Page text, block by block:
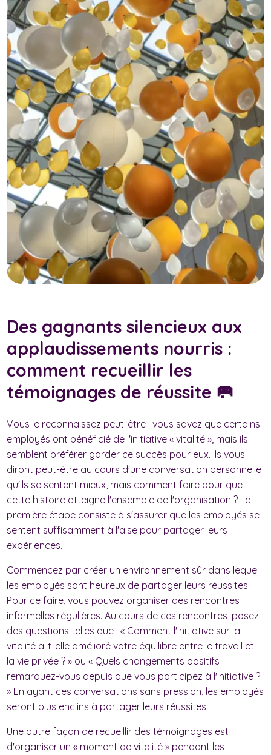
Des gagnants silencieux aux
applaudissements nourris :
comment recueillir les
témoignages de réussite 🥅
Vous le reconnaissez peut-être : vous savez que certains
employés ont bénéficié de l'initiative « vitalité », mais ils
semblent préférer garder ce succès pour eux. Ils vous
diront peut-être au cours d'une conversation personnelle
qu'ils se sentent mieux, mais comment faire pour que
cette histoire atteigne l'ensemble de l'organisation ? La
première étape consiste à s'assurer que les employés se
sentent suffisamment à l'aise pour partager leurs
expériences.
Commencez par créer un environnement sûr dans lequel
les employés sont heureux de partager leurs réussites.
Pour ce faire, vous pouvez organiser des rencontres
informelles régulières. Au cours de ces rencontres, posez
des questions telles que : « Comment l'initiative sur la
vitalité a-t-elle amélioré votre équilibre entre le travail et
la vie privée ? » ou « Quels changements positifs
remarquez-vous depuis que vous participez à l'initiative ?
» En ayant ces conversations sans pression, les employés
seront plus enclins à partager leurs réussites.
Une autre façon de recueillir des témoignages est
d'organiser un « moment de vitalité » pendant les